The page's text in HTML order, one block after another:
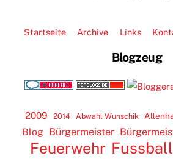
Startseite Archive Links
Blogzeug
2009 2014 Abwahl Wunschik
Blog Bürgermeister
Feuerwehr Fussball